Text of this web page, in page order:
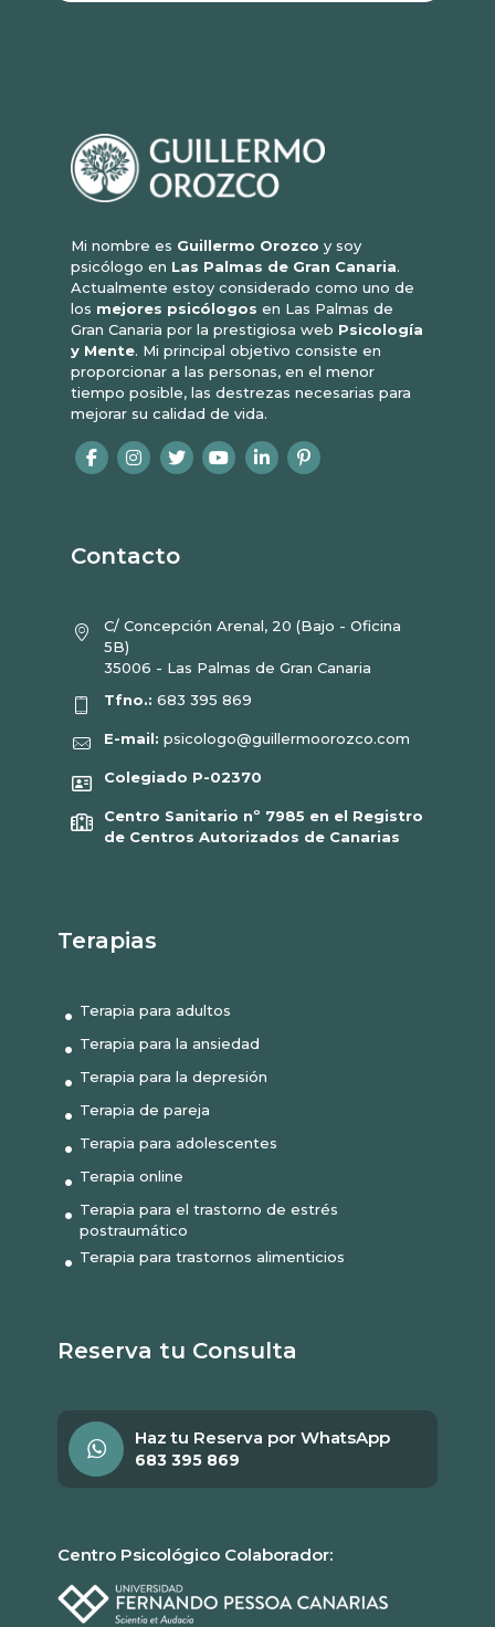
Mi nombre es Guillermo Orozco y soy
psicólogo en Las Palmas de Gran Canaria.
Actualmente estoy considerado como uno de
los mejores psicólogos en Las Palmas de
Gran Canaria por la prestigiosa web Psicología
y Mente. Mi principal objetivo consiste en
proporcionar a las personas, en el menor
tiempo posible, las destrezas necesarias para
mejorar su calidad de vida.
Contacto
C/ Concepción Arenal, 20 (Bajo - Oficina
5B)
35006 - Las Palmas de Gran Canaria
Tfno.: 683 395 869
E-mail: psicologo@guillermoorozco.com
Colegiado P-02370
Centro Sanitario nº 7985 en el Registro
de Centros Autorizados de Canarias
Terapias
Terapia para adultos
Terapia para la ansiedad
Terapia para la depresión
Terapia de pareja
Terapia para adolescentes
Terapia online
Terapia para el trastorno de estrés
postraumático
Terapia para trastornos alimenticios
Reserva tu Consulta
Haz tu Reserva por WhatsApp
683 395 869
Centro Psicológico Colaborador: